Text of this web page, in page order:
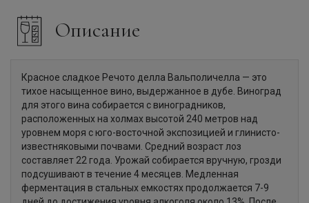
Описание
Красное сладкое Речото делла Вальполичелла — это
тихое насыщенное вино, выдержанное в дубе. Виноград
для этого вина собирается с виноградников,
расположенных на холмах высотой 240 метров над
уровнем моря с юго-восточной экспозицией и глинисто-
известняковыми почвами. Средний возраст лоз
составляет 22 года. Урожай собирается вручную, грозди
подсушивают в течение 4 месяцев. Медленная
ферментация в стальных емкостях продолжается 7-9